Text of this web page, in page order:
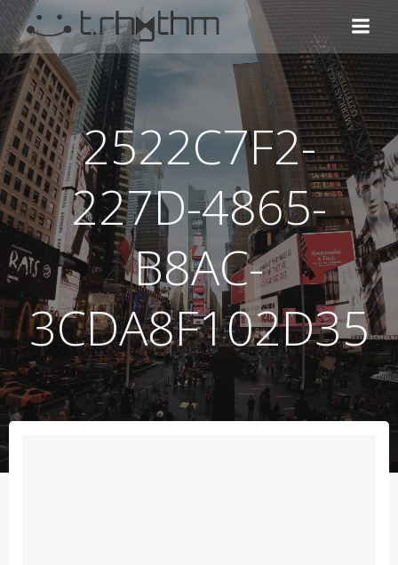
ン
テ
ス
キ
プ
2522C7F2-
227D-4865-
B8AC-
3CDA8F102D35